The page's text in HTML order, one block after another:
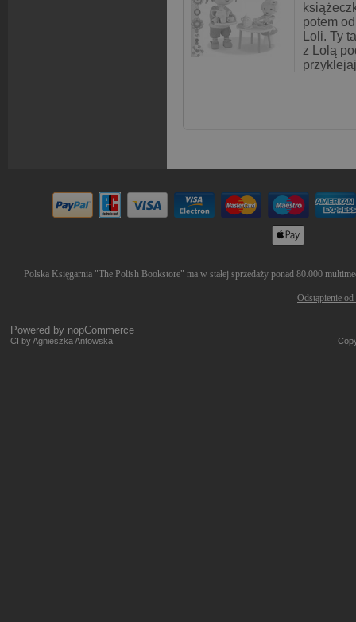
potem
Loli. Ty
z Lolą
Polska Księgarnia "The Polish Bookstore" ma w stałej sprzedaży ponad 80.000
Odstąpienie
Powered by nopCommerce
CI by Agnieszka Antowska